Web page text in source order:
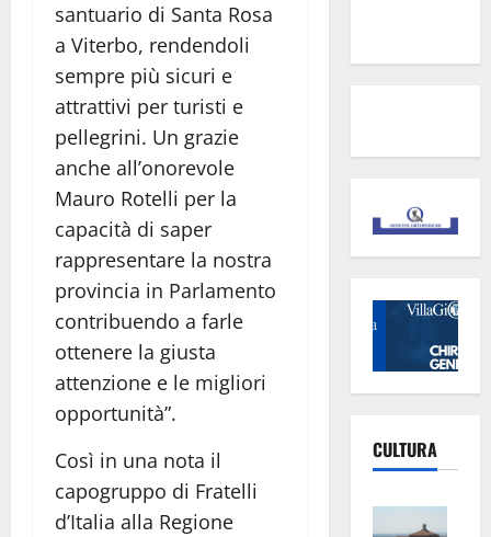
santuario di Santa Rosa
a Viterbo, rendendoli
sempre più sicuri e
attrattivi per turisti e
pellegrini. Un grazie
anche all’onorevole
Mauro Rotelli per la
capacità di saper
rappresentare la nostra
provincia in Parlamento
contribuendo a farle
ottenere la giusta
attenzione e le migliori
opportunità”.
Così in una nota il
capogruppo di Fratelli
d’Italia alla Regione
CULTURA